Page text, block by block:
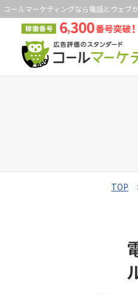
コールマーケティングなら電話とウェブ
TOP